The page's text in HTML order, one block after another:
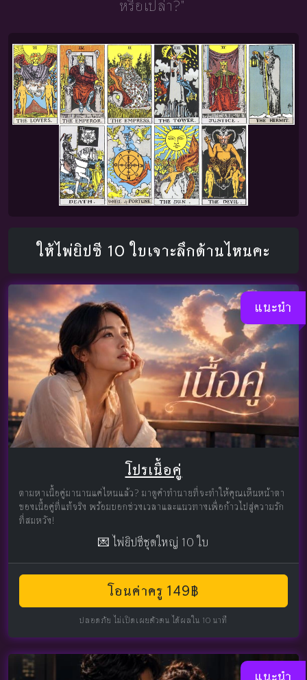
หรือเปล่า?"
ให้ไพ่ยิปซี 10 ใบเจาะลึกด้านไหนคะ
แนะนำ
โปรเนื้อคู่
ตามหาเนื้อคู่มานานแค่ไหนแล้ว? มาดูคำทำนายที่จะทำให้คุณเห็นหน้าตา
ของเนื้อคู่ที่แท้จริง พร้อมบอกช่วงเวลาและแนวทางเพื่อก้าวไปสู่ความรัก
ที่สมหวัง!
💌 ไพ่ยิปซีชุดใหญ่ 10 ใบ
โอนค่าครู 149฿
ปลอดภัย ไม่เปิดเผยตัวตน ได้ผลใน 10 นาที